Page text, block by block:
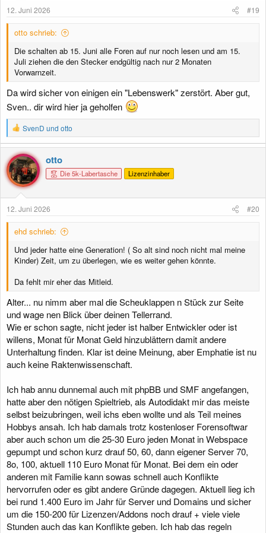
n
12. Juni 2026 #19
otto schrieb:
Die schalten ab 15. Juni alle Foren auf nur noch lesen und am 15.
Juli ziehen die den Stecker endgültig nach nur 2 Monaten
Vorwarnzeit.
Da wird sicher von einigen ein "Lebenswerk" zerstört. Aber gut,
Sven.. dir wird hier ja geholfen
R
e
a
k
t
i
o
n
n
SvenD und otto
otto
Die 5k-Labertasche Lizenzinhaber
12. Juni 2026 #20
ehd schrieb:
Und jeder hatte eine Generation! ( So alt sind noch nicht mal meine
Kinder) Zeit, um zu überlegen, wie es weiter gehen könnte.
Da fehlt mir eher das Mitleid.
Alter... nu nimm aber mal die Scheuklappen n Stück zur Seite
und wage nen Blick über deinen Tellerrand.
Wie er schon sagte, nicht jeder ist halber Entwickler oder ist
willens, Monat für Monat Geld hinzublättern damit andere
Unterhaltung finden. Klar ist deine Meinung, aber Emphatie ist nu
auch keine Raktenwissenschaft.
Ich hab annu dunnemal auch mit phpBB und SMF angefangen,
hatte aber den nötigen Spieltrieb, als Autodidakt mir das meiste
selbst beizubringen, weil ichs eben wollte und als Teil meines
Hobbys ansah. Ich hab damals trotz kostenloser Forensoftwar
aber auch schon um die 25-30 Euro jeden Monat in Webspace
gepumpt und schon kurz drauf 50, 60, dann eigener Server 70,
8o, 100, aktuell 110 Euro Monat für Monat. Bei dem ein oder
anderen mit Familie kann sowas schnell auch Konflikte
hervorrufen oder es gibt andere Gründe dagegen. Aktuell lieg ich
bei rund 1.400 Euro im Jahr für Server und Domains und sicher
um die 150-200 für Lizenzen/Addons noch drauf + viele viele
Stunden auch das kan Konflikte geben. Ich hab das regeln